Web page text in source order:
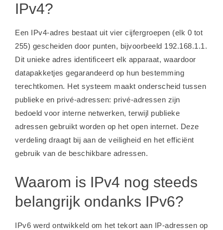
IPv4?
Een IPv4-adres bestaat uit vier cijfergroepen (elk 0 tot
255) gescheiden door punten, bijvoorbeeld 192.168.1.1.
Dit unieke adres identificeert elk apparaat, waardoor
datapakketjes gegarandeerd op hun bestemming
terechtkomen. Het systeem maakt onderscheid tussen
publieke en privé-adressen: privé-adressen zijn
bedoeld voor interne netwerken, terwijl publieke
adressen gebruikt worden op het open internet. Deze
verdeling draagt bij aan de veiligheid en het efficiënt
gebruik van de beschikbare adressen.
Waarom is IPv4 nog steeds
belangrijk ondanks IPv6?
IPv6 werd ontwikkeld om het tekort aan IP-adressen op